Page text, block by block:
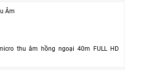
Âm
thu âm hồng ngoại 40m FULL HD